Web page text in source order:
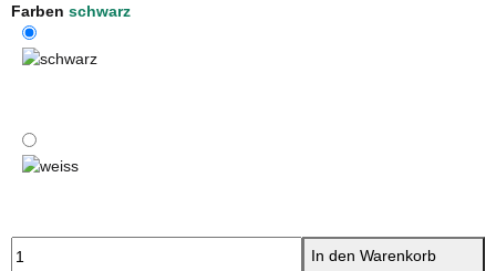
Farben schwarz
schwarz
In den Warenkorb